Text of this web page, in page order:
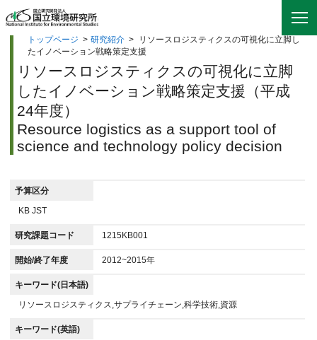
トップページ > 研究紹介 >
リソースロジスティクスの可視化に立脚し
たイノベーション戦略策定支援
リソースロジスティクスの可視化に立脚
したイノベーション戦略策定支援（平成
24年度）
Resource logistics as a support tool of
science and technology policy decision
予算区分
KB JST
研究課題コード 1215KB001
開始/終了年度 2012~2015年
キーワード(日本語)
リソースロジスティクス,サプライチェーン,科学技術,資源
キーワード(英語)